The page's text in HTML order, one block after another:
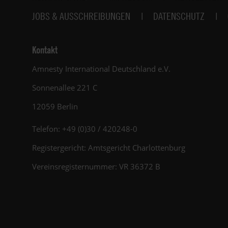
JOBS & AUSSCHREIBUNGEN
DATENSCHUTZ
Kontakt
Amnesty International Deutschland e.V.
Sonnenallee 221 C
12059 Berlin
Telefon: +49 (0)30 / 420248-0
Registergericht: Amtsgericht Charlottenburg
Vereinsregisternummer: VR 36372 B